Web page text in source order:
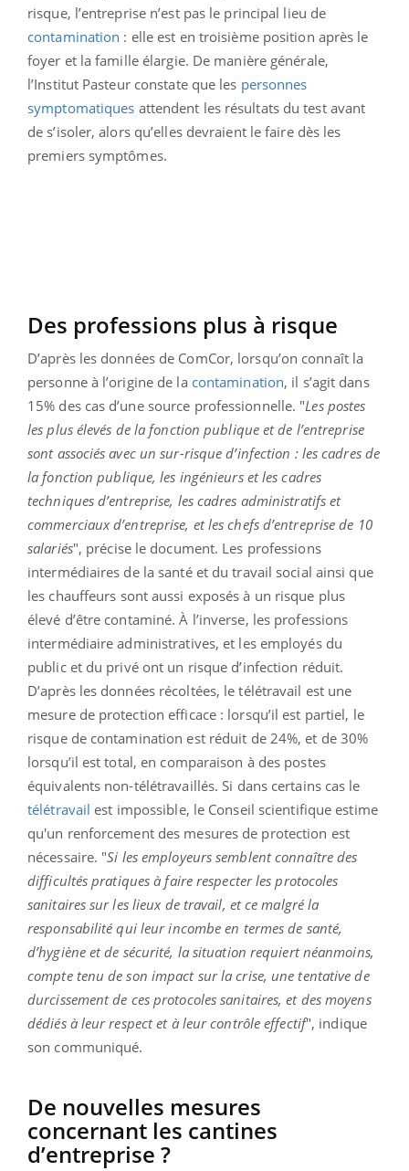
risque, l’entreprise n’est pas le principal lieu de
contamination : elle est en troisième position après le
foyer et la famille élargie. De manière générale,
l’Institut Pasteur constate que les personnes
symptomatiques attendent les résultats du test avant
de s’isoler, alors qu’elles devraient le faire dès les
premiers symptômes.
Des professions plus à risque
D’après les données de ComCor, lorsqu’on connaît la
personne à l’origine de la contamination, il s’agit dans
15% des cas d’une source professionnelle. "Les postes
les plus élevés de la fonction publique et de l’entreprise
sont associés avec un sur-risque d’infection : les cadres de
la fonction publique, les ingénieurs et les cadres
techniques d’entreprise, les cadres administratifs et
commerciaux d’entreprise, et les chefs d’entreprise de 10
salariés", précise le document. Les professions
intermédiaires de la santé et du travail social ainsi que
les chauffeurs sont aussi exposés à un risque plus
élevé d’être contaminé. À l’inverse, les professions
intermédiaire administratives, et les employés du
public et du privé ont un risque d’infection réduit.
D’après les données récoltées, le télétravail est une
mesure de protection efficace : lorsqu’il est partiel, le
risque de contamination est réduit de 24%, et de 30%
lorsqu’il est total, en comparaison à des postes
équivalents non-télétravaillés. Si dans certains cas le
télétravail est impossible, le Conseil scientifique estime
qu'un renforcement des mesures de protection est
nécessaire. "Si les employeurs semblent connaître des
difficultés pratiques à faire respecter les protocoles
sanitaires sur les lieux de travail, et ce malgré la
responsabilité qui leur incombe en termes de santé,
d’hygiène et de sécurité, la situation requiert néanmoins,
compte tenu de son impact sur la crise, une tentative de
durcissement de ces protocoles sanitaires, et des moyens
dédiés à leur respect et à leur contrôle effectif", indique
son communiqué.
De nouvelles mesures
concernant les cantines
d’entreprise ?